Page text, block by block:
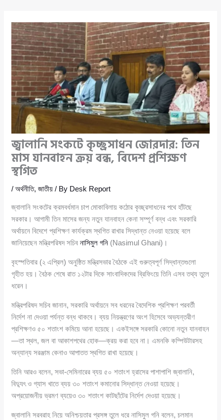
জ্বালানি সংকটে কৃচ্ছ্রসাধন জোরদার: তিন
মাস যানবাহন ক্রয় বন্ধ, বিদেশ প্রশিক্ষণ
স্থগিত
/অর্থনীতি,জাতীয় / By Desk Report
জ্বালানি সংকটের ক্রমবর্ধমান চাপ মোকাবিলায় কঠোর কৃচ্ছ্রসাধনের পথে হাঁটছে
সরকার। আগামী তিন মাসের জন্য নতুন যানবাহন কেনা সম্পূর্ণ বন্ধ এবং সরকারি
অর্থায়নে বিদেশে প্রশিক্ষণ কার্যক্রম স্থগিত রাখার সিদ্ধান্ত নেওয়া হয়েছে বলে
জানিয়েছেন মন্ত্রিপরিষদ সচিবনাসিমুল গনি (Nasimul Ghani)।
বৃহস্পতিবার (২ এপ্রিল) অনুষ্ঠিত মন্ত্রিসভার বৈঠকে এই গুরুত্বপূর্ণ সিদ্ধান্তগুলো
গৃহীত হয়। বৈঠক শেষে রাত ১২টার দিকে সাংবাদিকদের ব্রিফিংয়ে তিনি এসব তথ্য তুলে
ধরেন।
মন্ত্রিপরিষদ সচিব জানান, সরকারি অর্থায়নে সব ধরনের বৈদেশিক প্রশিক্ষণ পরবর্তী
নির্দেশ না দেওয়া পর্যন্ত বন্ধ থাকবে। ব্যয় নিয়ন্ত্রণের অংশ হিসেবে অভ্যন্তরীণ
প্রশিক্ষণও ৫০ শতাংশ কমিয়ে আনা হয়েছে। একইসঙ্গে সরকারি কোনো নতুন যানবাহন
—তা স্থল, জল বা আকাশপথের হোক—ক্রয় করা হবে না। এমনকি কম্পিউটারসহ
অন্যান্য সরঞ্জাম কেনাও আপাতত স্থগিত রাখা হয়েছে।
তিনি আরও বলেন, সভা-সেমিনারের ব্যয় ৫০ শতাংশ হ্রাসের পাশাপাশি জ্বালানি,
বিদ্যুৎ ও গ্যাস খাতে ব্যয় ৩০ শতাংশ কমানোর সিদ্ধান্ত নেওয়া হয়েছে।
অপ্রয়োজনীয় ভ্রমণ ব্যয়েও ৩০ শতাংশ কাটছাঁটের নির্দেশ দেওয়া হয়েছে।
জ্বালানি সরবরাহ নিয়ে অনিশ্চয়তার প্রসঙ্গ তুলে ধরে নাসিমুল গনি বলেন, চলমান